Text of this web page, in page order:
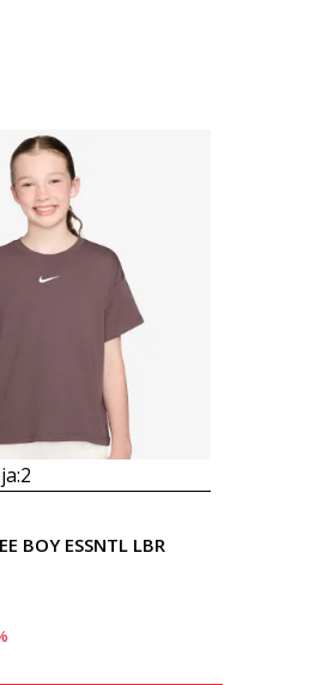
2
BOY ESSNTL LBR